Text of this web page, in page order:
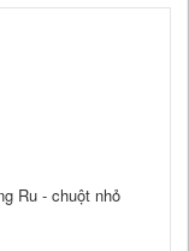
Ru - chuột nhỏ